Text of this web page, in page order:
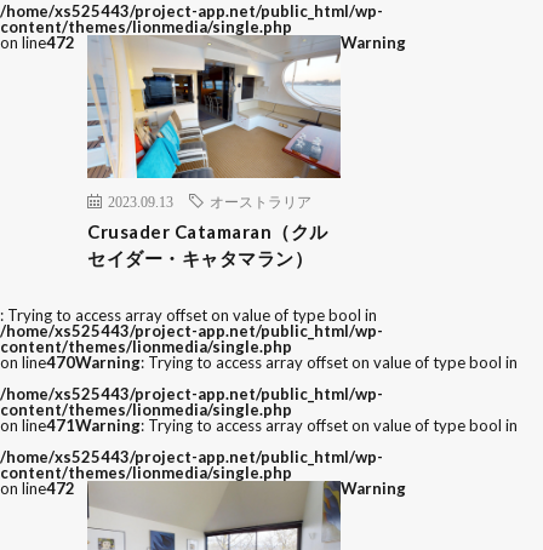
/home/xs525443/project-app.net/public_html/wp-
content/themes/lionmedia/single.php
on line472
2023.09.13 オーストラリア
Crusader Catamaran（クル
セイダー・キャタマラン）
Warning
: Trying to access array offset on value of type bool in
/home/xs525443/project-app.net/public_html/wp-
content/themes/lionmedia/single.php
on line470Warning: Trying to access array offset on value of type bool in
/home/xs525443/project-app.net/public_html/wp-
content/themes/lionmedia/single.php
on line471Warning: Trying to access array offset on value of type bool in
/home/xs525443/project-app.net/public_html/wp-
content/themes/lionmedia/single.php
on line472 Warning